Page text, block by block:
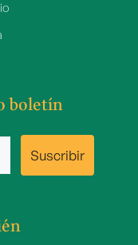
boletín